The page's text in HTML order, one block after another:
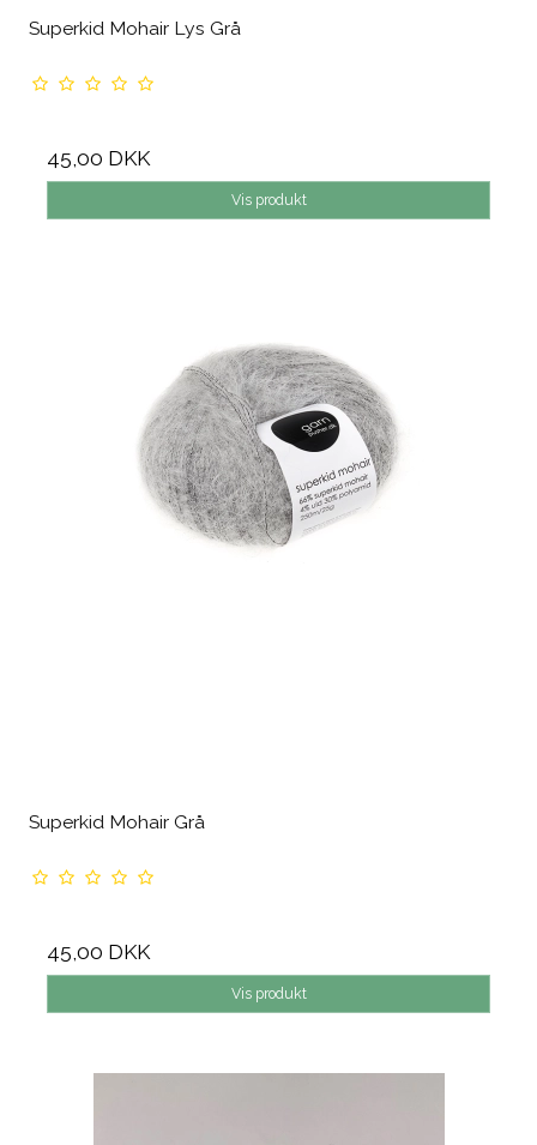
Superkid Mohair Lys Grå
45,00 DKK
Vis produkt
Superkid Mohair Grå
45,00 DKK
Vis produkt